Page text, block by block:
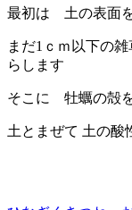
最初は 土の表面
まだ1ｃｍ以下の
らします
そこに 牡蠣の殻
土とまぜて 土の